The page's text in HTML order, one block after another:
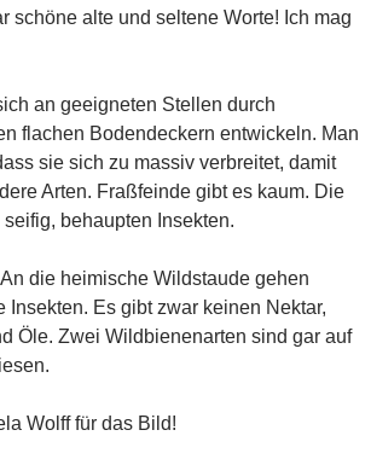
schöne alte und seltene Worte! Ich mag
an geeigneten Stellen durch
flachen Bodendeckern entwickeln. Man
sie sich zu massiv verbreitet, damit
Arten. Fraßfeinde gibt es kaum. Die
behaupten Insekten.
die heimische Wildstaude gehen
Insekten. Es gibt zwar keinen Nektar,
Öle. Zwei Wildbienenarten sind gar auf
Wolff für das Bild!